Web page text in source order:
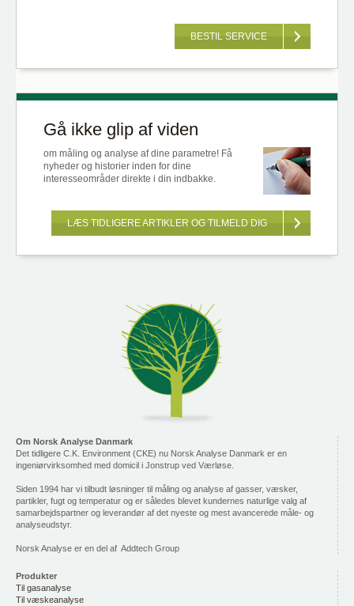
BESTIL SERVICE
Gå ikke glip af viden
om måling og analyse af dine parametre! Få
nyheder og historier inden for dine
interesseområder direkte i din indbakke.
LÆS TIDLIGERE ARTIKLER OG TILMELD DIG
Om Norsk Analyse Danmark
Det tidligere C.K. Environment (CKE) nu Norsk Analyse Danmark er en
ingeniørvirksomhed med domicil i Jonstrup ved Værløse.
Siden 1994 har vi tilbudt løsninger til måling og analyse af gasser, væsker,
partikler, fugt og temperatur og er således blevet kundernes naturlige valg af
samarbejdspartner og leverandør af det nyeste og mest avancerede måle- og
analyseudstyr.
Norsk Analyse er en del af Addtech Group
Produkter
Til gasanalyse
Til væskeanalyse